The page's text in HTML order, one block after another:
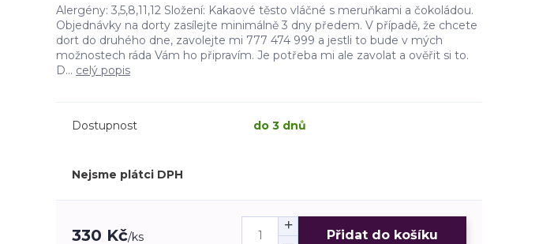
Alergény: 3,5,8,11,12 Složení: Kakaové těsto vláčné s meruňkami a čokoládou.
Objednávky na dorty zasílejte minimálně 3 dny předem. V případě, že chcete
dort do druhého dne, zavolejte mi 777 474 999 a jestli to bude v mých
možnostech ráda Vám ho připravím. Je potřeba mi ale zavolat a ověřit si to.
D... celý popis
Dostupnost do 3 dnů
Nejsme plátci DPH
330 Kč/ks Přidat do košíku